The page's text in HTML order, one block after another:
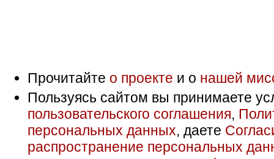
Прочитайте о проекте и о нашей
Пользуясь сайтом вы принимаете
пользовательского соглашения,
персональных данных, даете
распространение персональных